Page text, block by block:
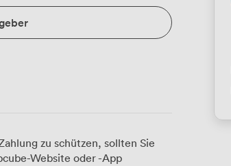
zu schützen, sollten Sie
Website oder -App